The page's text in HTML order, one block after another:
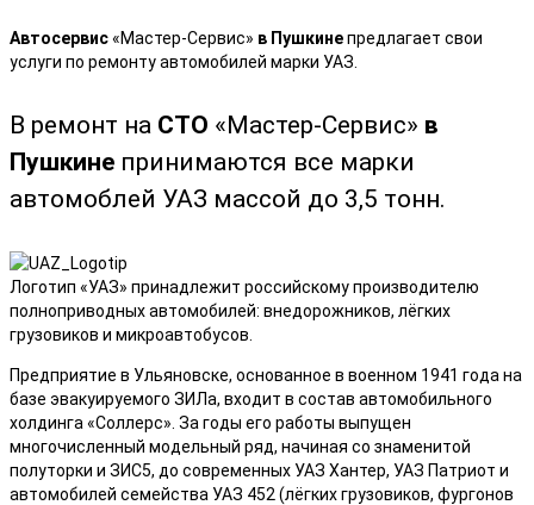
Автосервис«Мастер-Сервис» в Пушкинепредлагает свои
услуги по ремонту автомобилей марки УАЗ.
В ремонт на СТО «Мастер-Сервис» в
Пушкине принимаются все марки
автомоблей УАЗ массой до 3,5 тонн.
Логотип «УАЗ» принадлежит российскому производителю
полноприводных автомобилей: внедорожников, лёгких
грузовиков и микроавтобусов.
Предприятие в Ульяновске, основанное в военном 1941 года на
базе эвакуируемого ЗИЛа, входит в состав автомобильного
холдинга «Соллерс». За годы его работы выпущен
многочисленный модельный ряд, начиная со знаменитой
полуторки и ЗИС5, до современных УАЗ Хантер, УАЗ Патриот и
автомобилей семейства УАЗ 452 (лёгких грузовиков, фургонов